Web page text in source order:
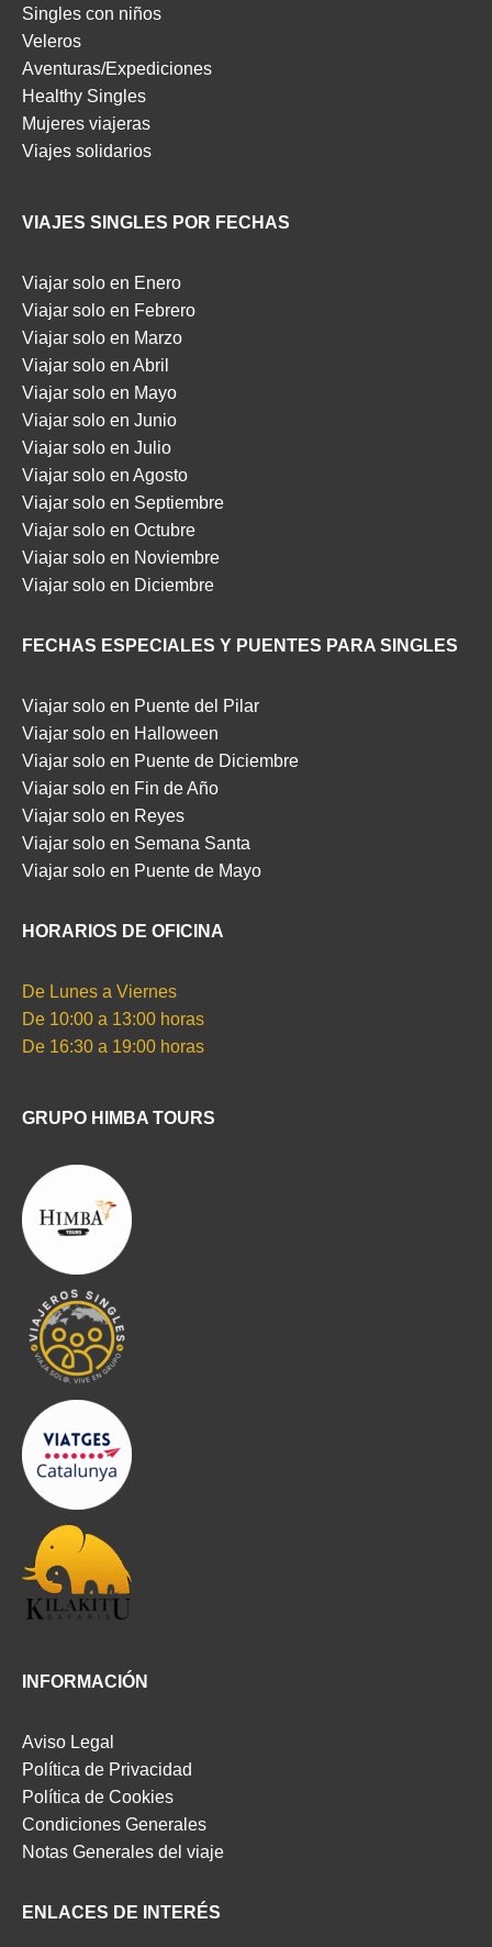
Singles con niños
Veleros
Aventuras/Expediciones
Healthy Singles
Mujeres viajeras
Viajes solidarios
VIAJES SINGLES POR FECHAS
Viajar solo en Enero
Viajar solo en Febrero
Viajar solo en Marzo
Viajar solo en Abril
Viajar solo en Mayo
Viajar solo en Junio
Viajar solo en Julio
Viajar solo en Agosto
Viajar solo en Septiembre
Viajar solo en Octubre
Viajar solo en Noviembre
Viajar solo en Diciembre
FECHAS ESPECIALES Y PUENTES PARA SINGLES
Viajar solo en Puente del Pilar
Viajar solo en Halloween
Viajar solo en Puente de Diciembre
Viajar solo en Fin de Año
Viajar solo en Reyes
Viajar solo en Semana Santa
Viajar solo en Puente de Mayo
HORARIOS DE OFICINA
De Lunes a Viernes
De 10:00 a 13:00 horas
De 16:30 a 19:00 horas
GRUPO HIMBA TOURS
INFORMACIÓN
Aviso Legal
Política de Privacidad
Política de Cookies
Condiciones Generales
Notas Generales del viaje
ENLACES DE INTERÉS